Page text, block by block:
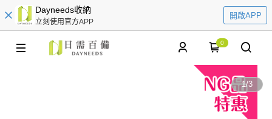
Dayneeds收納
立刻使用官方APP
開啟APP
0
1/3